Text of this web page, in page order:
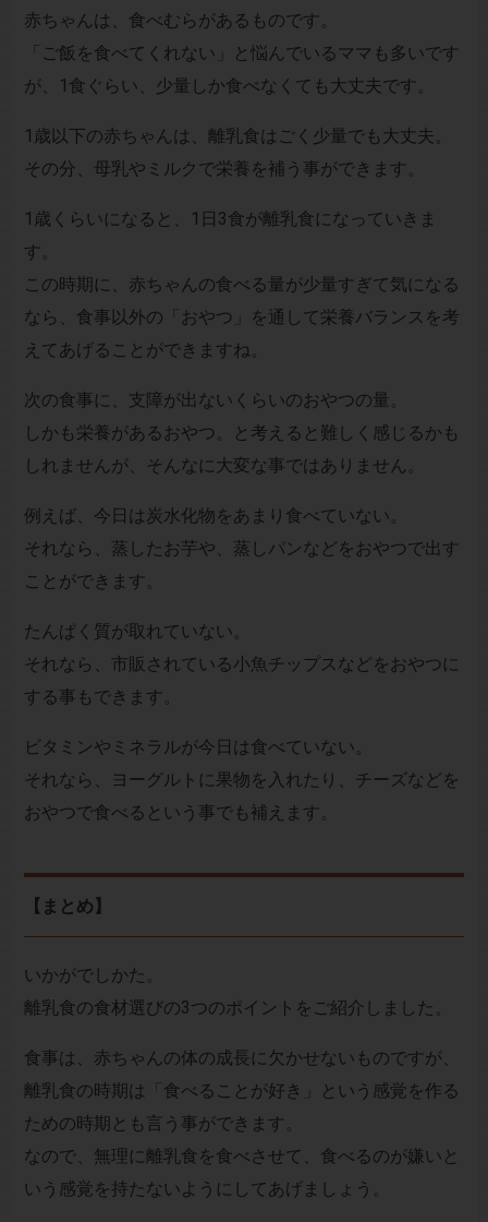
赤ちゃんは、食べむらがあるものです。
「ご飯を食べてくれない」と悩んでいるママも多いです
が、1食ぐらい、少量しか食べなくても大丈夫です。
1歳以下の赤ちゃんは、離乳食はごく少量でも大丈夫。
その分、母乳やミルクで栄養を補う事ができます。
1歳くらいになると、1日3食が離乳食になっていきま
す。
この時期に、赤ちゃんの食べる量が少量すぎて気になる
なら、食事以外の「おやつ」を通して栄養バランスを考
えてあげることができますね。
次の食事に、支障が出ないくらいのおやつの量。
しかも栄養があるおやつ。と考えると難しく感じるかも
しれませんが、そんなに大変な事ではありません。
例えば、今日は炭水化物をあまり食べていない。
それなら、蒸したお芋や、蒸しパンなどをおやつで出す
ことができます。
たんぱく質が取れていない。
それなら、市販されている小魚チップスなどをおやつに
する事もできます。
ビタミンやミネラルが今日は食べていない。
それなら、ヨーグルトに果物を入れたり、チーズなどを
おやつで食べるという事でも補えます。
【まとめ】
いかがでしかた。
離乳食の食材選びの3つのポイントをご紹介しました。
食事は、赤ちゃんの体の成長に欠かせないものですが、
離乳食の時期は「食べることが好き」という感覚を作る
ための時期とも言う事ができます。
なので、無理に離乳食を食べさせて、食べるのが嫌いと
いう感覚を持たないようにしてあげましょう。